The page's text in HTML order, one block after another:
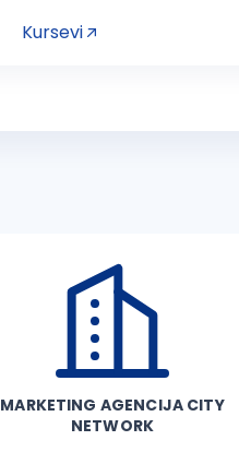
Kursevi
MARKETING AGENCIJA CITY
NETWORK